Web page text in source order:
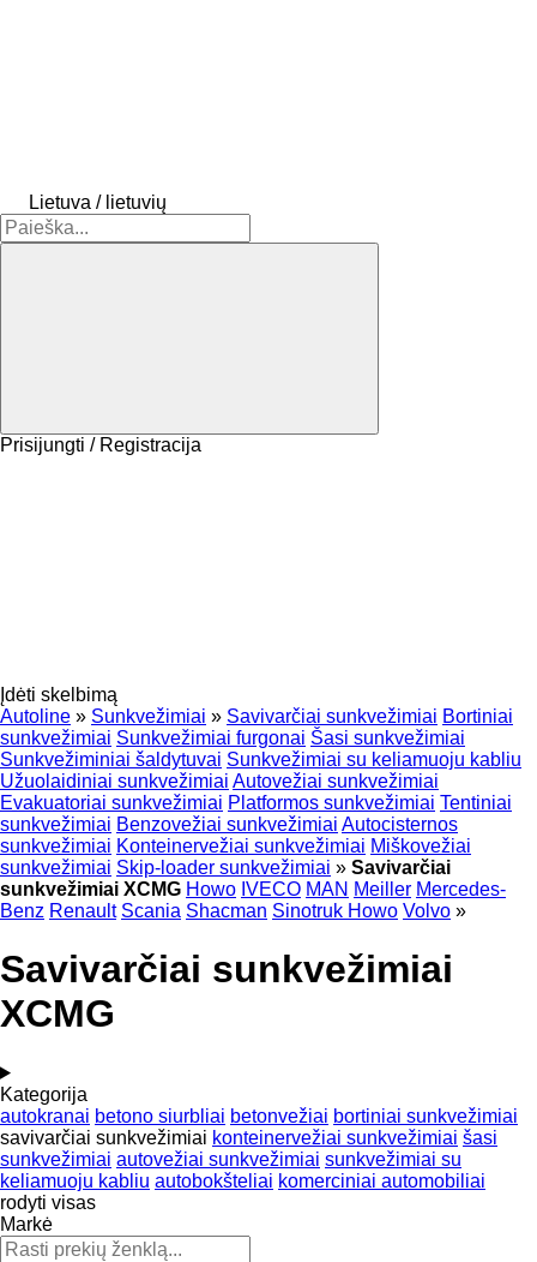
Lietuva / lietuvių
Prisijungti / Registracija
Įdėti skelbimą
Autoline » Sunkvežimiai » Savivarčiai sunkvežimiai Bortiniai
sunkvežimiai Sunkvežimiai furgonai Šasi sunkvežimiai
Sunkvežiminiai šaldytuvai Sunkvežimiai su keliamuoju kabliu
Užuolaidiniai sunkvežimiai Autovežiai sunkvežimiai
Evakuatoriai sunkvežimiai Platformos sunkvežimiai Tentiniai
sunkvežimiai Benzovežiai sunkvežimiai Autocisternos
sunkvežimiai Konteinervežiai sunkvežimiai Miškovežiai
sunkvežimiai Skip-loader sunkvežimiai » Savivarčiai
sunkvežimiai XCMG Howo IVECO MAN Meiller Mercedes-
Benz Renault Scania Shacman Sinotruk Howo Volvo »
Savivarčiai sunkvežimiai
XCMG
Kategorija
autokranai betono siurbliai betonvežiai bortiniai sunkvežimiai
savivarčiai sunkvežimiai konteinervežiai sunkvežimiai šasi
sunkvežimiai autovežiai sunkvežimiai sunkvežimiai su
keliamuoju kabliu autobokšteliai komerciniai automobiliai
rodyti visas
Markė